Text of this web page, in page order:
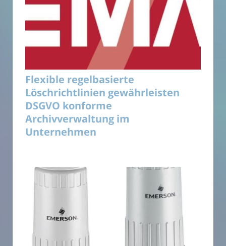
Flexible regelbasierte
Löschrichtlinien gewährleisten
DSGVO konforme
Archivverwaltung im
Unternehmen